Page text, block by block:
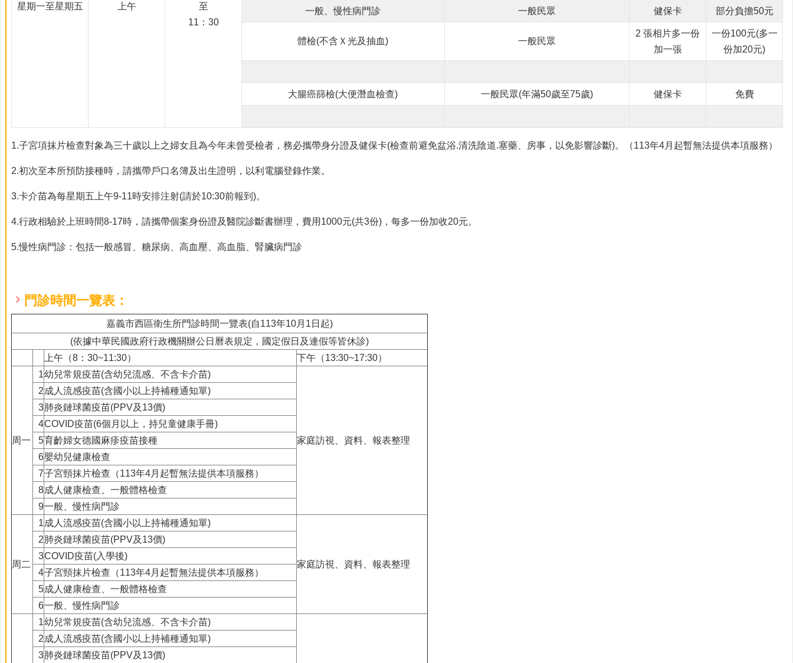
星期一至星期五 上午
至
11：30
一般、慢性病門診 一般民眾 健保卡 部分負擔50元
體檢(不含Ｘ光及抽血) 一般民眾
2 張相片多一份
加一張
一份100元(多一
份加20元)
大腸癌篩檢(大便潛血檢查) 一般民眾(年滿50歲至75歲) 健保卡 免費
1.子宮項抹片檢查對象為三十歲以上之婦女且為今年未曾受檢者，務必攜帶身分證及健保卡(檢查前避免盆浴.清洗陰道.塞藥、房事，以免影響診斷)。（113年4月起暫無法提供本項服務）
2.初次至本所預防接種時，請攜帶戶口名簿及出生證明，以利電腦登錄作業。
3.卡介苗為每星期五上午9-11時安排注射(請於10:30前報到)。
4.行政相驗於上班時間8-17時，請攜帶個案身份證及醫院診斷書辦理，費用1000元(共3份)，每多一份加收20元。
5.慢性病門診：包括一般感冒、糖尿病、高血壓、高血脂、腎臟病門診
門診時間一覽表：
嘉義市西區衛生所門診時間一覽表(自113年10月1日起)
(依據中華民國政府行政機關辦公日曆表規定，國定假日及連假等皆休診)
上午（8：30~11:30）
下午（13:30~17:30）
周一
1幼兒常規疫苗(含幼兒流感、不含卡介苗)
家庭訪視、資料、報表整理
2 成人流感疫苗(含國小以上持補種通知單)
3肺炎鏈球菌疫苗(PPV及13價)
4COVID疫苗(6個月以上，持兒童健康手冊)
5育齡婦女德國麻疹疫苗接種
6嬰幼兒健康檢查
7子宮頸抹片檢查（113年4月起暫無法提供本項服務）
8成人健康檢查、一般體格檢查
9一般、慢性病門診
周二
1 成人流感疫苗(含國小以上持補種通知單)
家庭訪視、資料、報表整理
2 肺炎鏈球菌疫苗(PPV及13價)
3COVID疫苗(入學後)
4子宮頸抹片檢查（113年4月起暫無法提供本項服務）
5成人健康檢查、一般體格檢查
6一般、慢性病門診
1幼兒常規疫苗(含幼兒流感、不含卡介苗)
2 成人流感疫苗(含國小以上持補種通知單)
3肺炎鏈球菌疫苗(PPV及13價)